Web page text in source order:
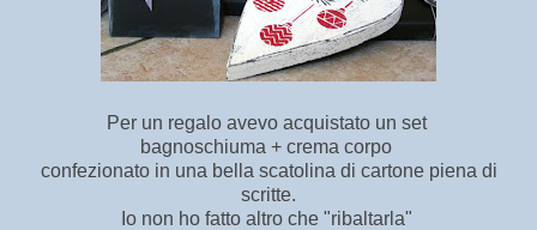
Per un regalo avevo acquistato un set
bagnoschiuma + crema corpo
confezionato in una bella scatolina di cartone piena di
scritte.
Io non ho fatto altro che "ribaltarla"